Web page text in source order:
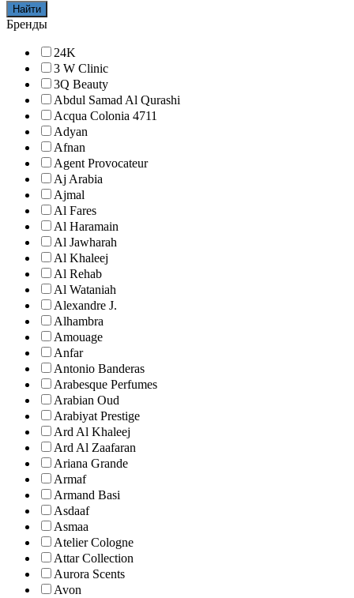
Найти
Бренды
24K
3 W Clinic
3Q Beauty
Abdul Samad Al Qurashi
Acqua Colonia 4711
Adyan
Afnan
Agent Provocateur
Aj Arabia
Ajmal
Al Fares
Al Haramain
Al Jawharah
Al Khaleej
Al Rehab
Al Wataniah
Alexandre J.
Alhambra
Amouage
Anfar
Antonio Banderas
Arabesque Perfumes
Arabian Oud
Arabiyat Prestige
Ard Al Khaleej
Ard Al Zaafaran
Ariana Grande
Armaf
Armand Basi
Asdaaf
Asmaa
Atelier Cologne
Attar Collection
Aurora Scents
Avon